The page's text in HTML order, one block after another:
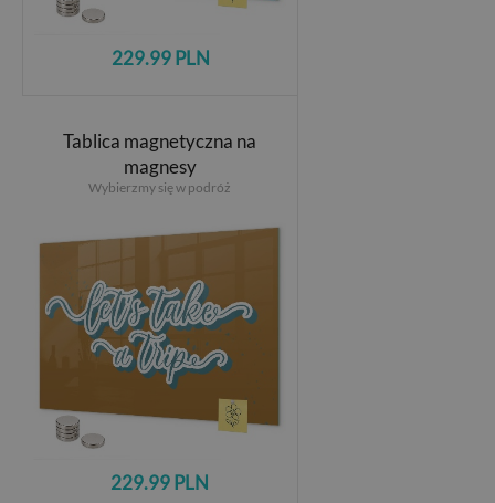
229.99 PLN
Tablica magnetyczna na
magnesy
Wybierzmy się w podróż
229.99 PLN